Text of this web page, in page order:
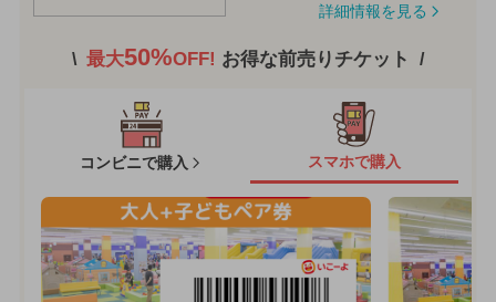
詳細情報を見る
最大50%OFF! お得な前売りチケット
コンビニで購入 スマホで購入